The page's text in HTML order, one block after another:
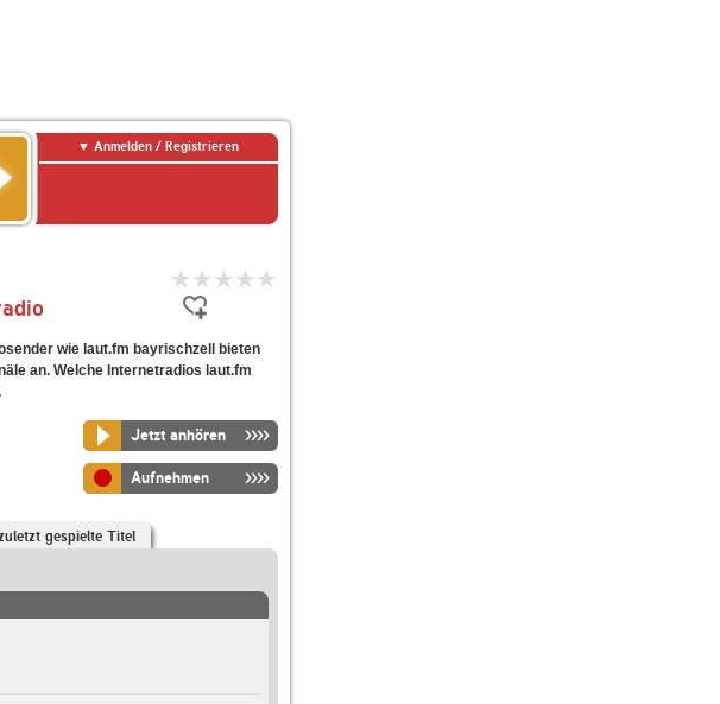
Anmelden / Registrieren
wie laut.fm bayrischzell bieten
an. Welche Internetradios laut.fm
Jetzt anhören
Aufnehmen
gespielte Titel